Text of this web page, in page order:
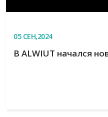
05СЕН,2024
В ALWIUT начался